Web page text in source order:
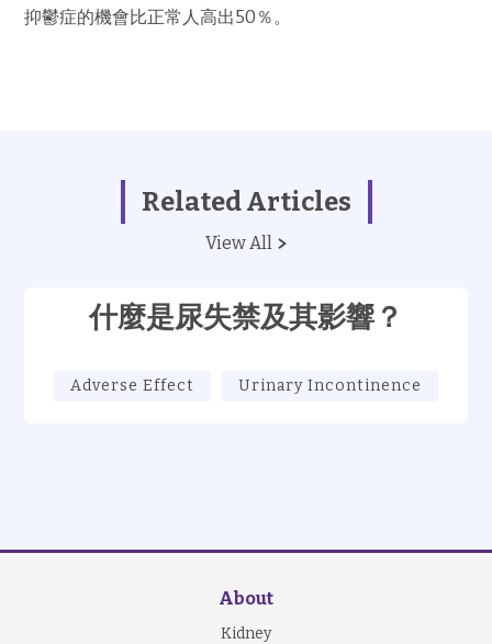
抑鬱症的機會比正常人高出50％。
Related Articles
View All
什麼是尿失禁及其影響？
Adverse Effect Urinary Incontinence
About
Kidney